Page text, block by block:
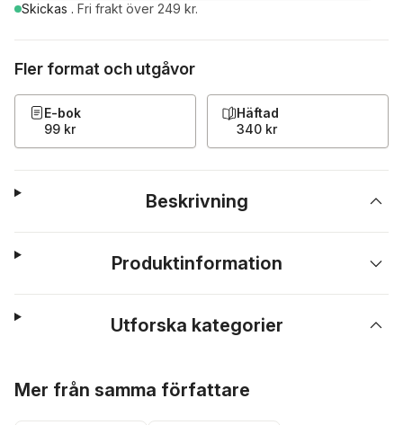
Skickas . Fri frakt över 249 kr.
Fler format och utgåvor
E-bok
99 kr
Häftad
340 kr
Beskrivning
Produktinformation
Utforska kategorier
Mer från samma författare